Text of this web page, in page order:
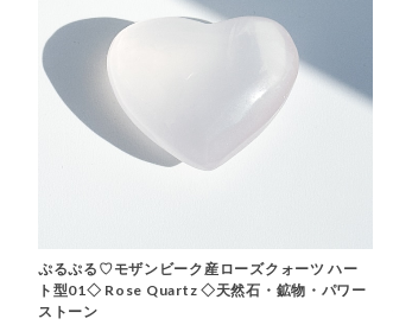
ぷるぷる♡モザンビーク産ローズクォーツ ハー
ト型01◇ Rose Quartz ◇天然石・鉱物・パワー
ストーン